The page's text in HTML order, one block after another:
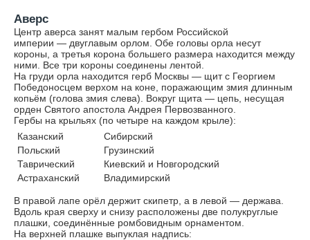
Аверс
Центр аверса занят малым гербом Российской
империи — двуглавым орлом. Обе головы орла несут
короны, а третья корона большего размера находится между
ними. Все три короны соединены лентой.
На груди орла находится герб Москвы — щит с Георгием
Победоносцем верхом на коне, поражающим змия длинным
копьём (голова змия слева). Вокруг щита — цепь, несущая
орден Святого апостола Андрея Первозванного.
Гербы на крыльях (по четыре на каждом крыле):
Казанский
Польский
Таврический
Астраханский
Сибирский
Грузинский
Киевский и Новгородский
Владимирский
В правой лапе орёл держит скипетр, а в левой — держава.
Вдоль края сверху и снизу расположены две полукруглые
плашки, соединённые ромбовидным орнаментом.
На верхней плашке выпуклая надпись: